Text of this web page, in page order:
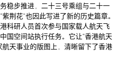
稳步推进，二十三号乘组与二十一
荆花”也因此写进了新的历史篇章。
科研人员首次参与国家载人航天飞
国空间站执行任务。它让“香港航天
天事业的版图上，清晰留下了香港